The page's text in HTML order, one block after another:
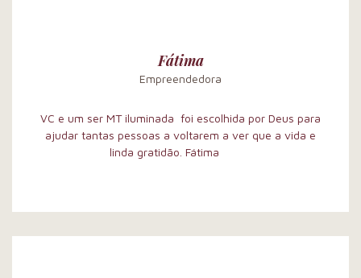
Fátima
Empreendedora
VC e um ser MT iluminada foi escolhida por Deus para
ajudar tantas pessoas a voltarem a ver que a vida e
linda gratidão. Fátima